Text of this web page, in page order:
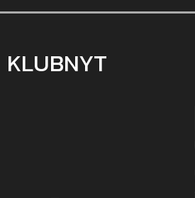
KLUBNYT